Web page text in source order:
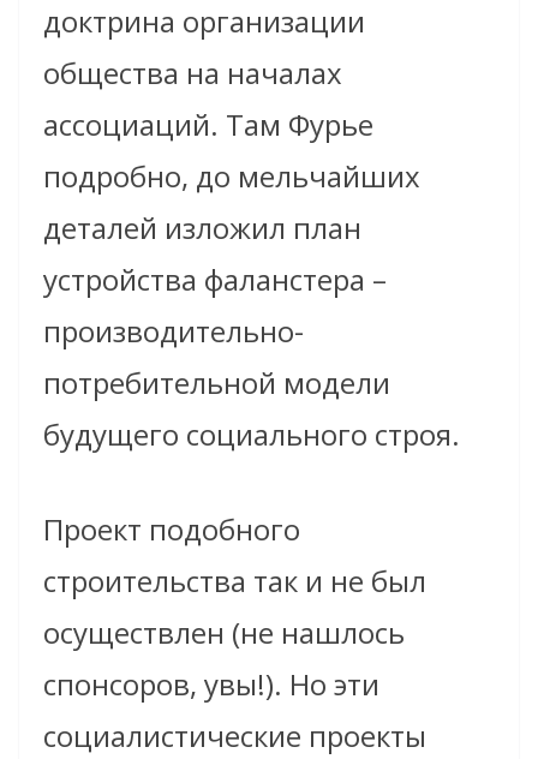
доктрина организации
общества на началах
ассоциаций. Там Фурье
подробно, до мельчайших
деталей изложил план
устройства фаланстера –
производительно-
потребительной модели
будущего социального строя.
Проект подобного
строительства так и не был
осуществлен (не нашлось
спонсоров, увы!). Но эти
социалистические проекты